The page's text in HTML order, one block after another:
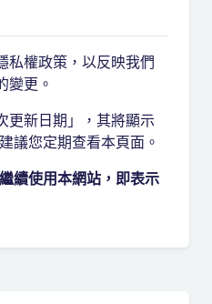
私權政策，以反映我們
變更。
更新日期」，其將顯示
議您定期查看本頁面。
續使用本網站，即表示